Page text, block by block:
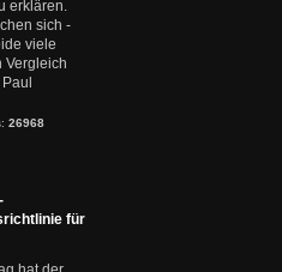
erklären.
sich -
viele
Vergleich
26968
für